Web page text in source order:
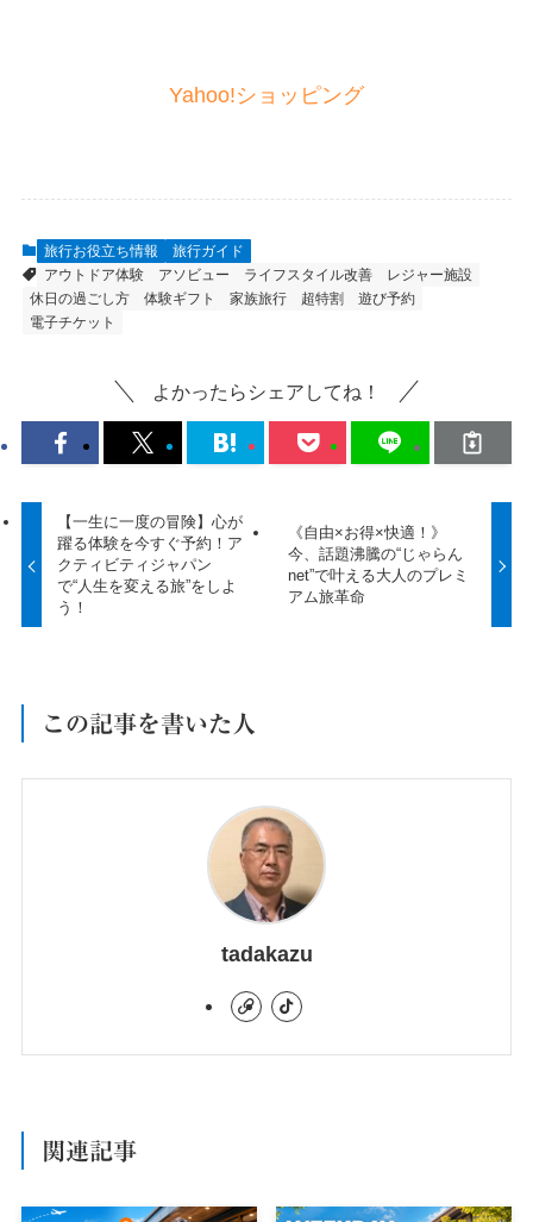
Yahoo!ショッピング
旅行お役立ち情報
旅行ガイド
アウトドア体験
アソビュー ライフスタイル改善
レジャー施設
休日の過ごし方
体験ギフト 家族旅行 超特割
遊び予約
電子チケット
よかったらシェアしてね！
【一生に一度の冒険】心が
躍る体験を今すぐ予約！ア
クティビティジャパン
で“人生を変える旅”をしよ
う！
《自由×お得×快適！》
今、話題沸騰の“じゃらん
net”で叶える大人のプレミ
アム旅革命
この記事を書いた人
tadakazu
関連記事